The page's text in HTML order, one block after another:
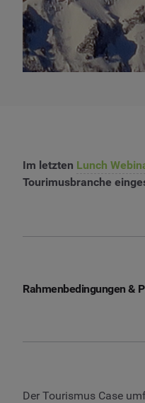
Im letzten Lunch
Tourimusbranche
Rahmenbedingungen &
Der Tourismus Case